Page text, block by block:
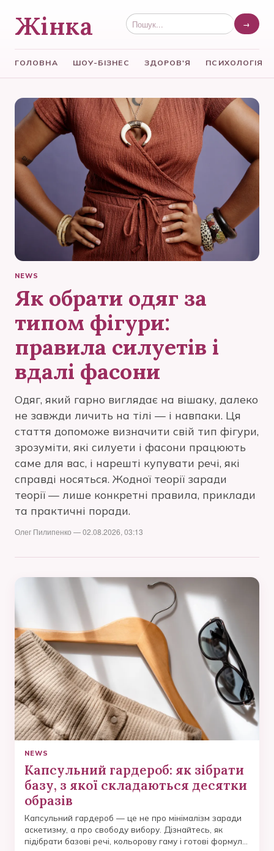
Жінка →
ГОЛОВНА ШОУ-БІЗНЕС ЗДОРОВ'Я ПСИХОЛОГІЯ
NEWS
Як обрати одяг за
типом фігури:
правила силуетів і
вдалі фасони
Одяг, який гарно виглядає на вішаку, далеко
не завжди личить на тілі — і навпаки. Ця
стаття допоможе визначити свій тип фігури,
зрозуміти, які силуети і фасони працюють
саме для вас, і нарешті купувати речі, які
справді носяться. Жодної теорії заради
теорії — лише конкретні правила, приклади
та практичні поради.
Олег Пилипенко — 02.08.2026, 03:13
NEWS
Капсульний гардероб: як зібрати
базу, з якої складаються десятки
образів
Капсульний гардероб — це не про мінімалізм заради
аскетизму, а про свободу вибору. Дізнайтесь, як
підібрати базові речі, кольорову гаму і готові формули